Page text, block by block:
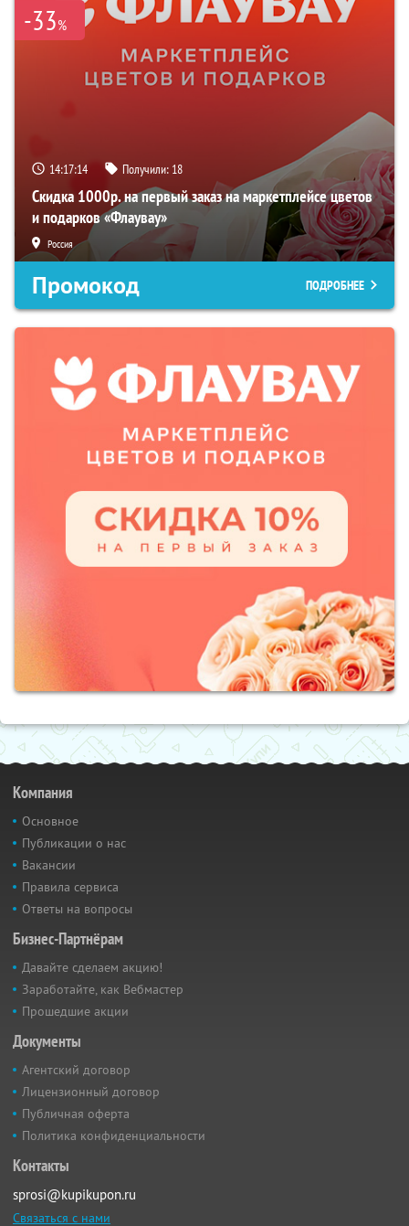
-33%
14:17:13 Получили: 18
Скидка 1000р. на первый заказ на маркетплейсе цветов
и подарков «Флаувау»
Россия
Промокод ПОДРОБНЕЕ
Компания
Основное
Публикации о нас
Вакансии
Правила сервиса
Ответы на вопросы
Бизнес-Партнёрам
Давайте сделаем акцию!
Заработайте, как Вебмастер
Прошедшие акции
Документы
Агентский договор
Лицензионный договор
Публичная оферта
Политика конфиденциальности
Контакты
sprosi@kupikupon.ru
Связаться с нами